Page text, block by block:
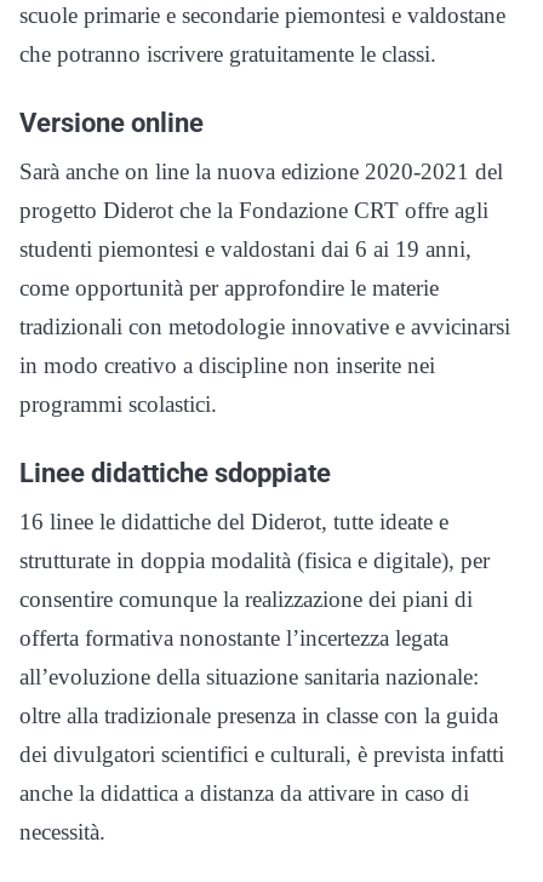
scuole primarie e secondarie piemontesi e valdostane
che potranno iscrivere gratuitamente le classi.
Versione online
Sarà anche on line la nuova edizione 2020-2021 del
progetto Diderot che la Fondazione CRT offre agli
studenti piemontesi e valdostani dai 6 ai 19 anni,
come opportunità per approfondire le materie
tradizionali con metodologie innovative e avvicinarsi
in modo creativo a discipline non inserite nei
programmi scolastici.
Linee didattiche sdoppiate
16 linee le didattiche del Diderot, tutte ideate e
strutturate in doppia modalità (fisica e digitale), per
consentire comunque la realizzazione dei piani di
offerta formativa nonostante l’incertezza legata
all’evoluzione della situazione sanitaria nazionale:
oltre alla tradizionale presenza in classe con la guida
dei divulgatori scientifici e culturali, è prevista infatti
anche la didattica a distanza da attivare in caso di
necessità.